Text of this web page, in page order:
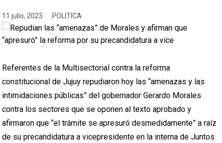
11 julio, 2023 POLITICA
Referentes de la Multisectorial contra la reforma
constitucional de Jujuy repudiaron hoy las “amenazas y las
intimidaciones públicas” del gobernador Gerardo Morales
contra los sectores que se oponen al texto aprobado y
afirmaron que “el trámite se apresuró desmedidamente” a raíz
de su precandidatura a vicepresidente en la interna de Juntos